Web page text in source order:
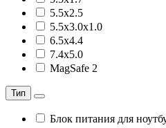
5.5x2.5
5.5x3.0x1.0
6.5x4.4
7.4x5.0
MagSafe 2
Тип
Блок питания для